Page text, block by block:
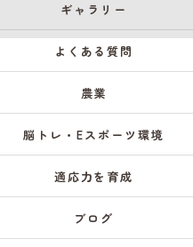
ギャラリー
よくある質問
農業
脳トレ・Eスポーツ環境
適応力を育成
ブログ